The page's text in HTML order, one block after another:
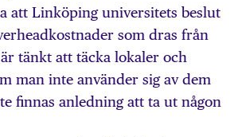
att Linköping universitets beslut
som dras från
tänkt att täcka lokaler och
man inte använder sig av dem
finnas anledning att ta ut någon